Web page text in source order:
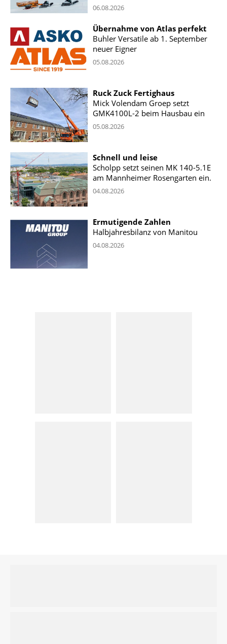
06.08.2026
Übernahme von Atlas perfekt
Buhler Versatile ab 1. September
neuer Eigner
05.08.2026
Ruck Zuck Fertighaus
Mick Volendam Groep setzt
GMK4100L-2 beim Hausbau ein
05.08.2026
Schnell und leise
Scholpp setzt seinen MK 140-5.1E
am Mannheimer Rosengarten ein.
04.08.2026
Ermutigende Zahlen
Halbjahresbilanz von Manitou
04.08.2026